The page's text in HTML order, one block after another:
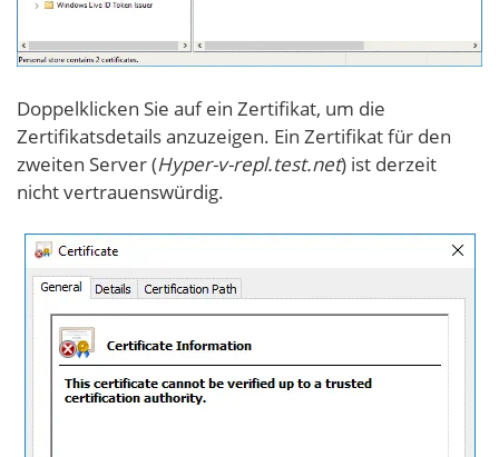
Doppelklicken Sie auf ein Zertifikat, um die
Zertifikatsdetails anzuzeigen. Ein Zertifikat für den
zweiten Server (Hyper-v-repl.test.net) ist derzeit
nicht vertrauenswürdig.